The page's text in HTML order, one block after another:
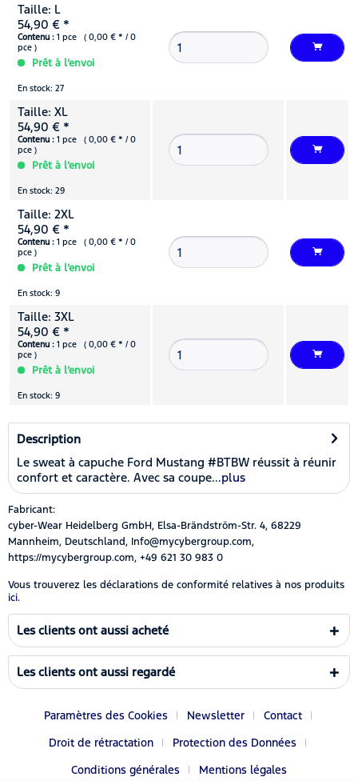
Taille: L
54,90 € *
Contenu : 1 pce ( 0,00 € * / 0
pce )
Prêt à l’envoi
En stock: 27
Taille: XL
54,90 € *
Contenu : 1 pce ( 0,00 € * / 0
pce )
Prêt à l’envoi
En stock: 29
Taille: 2XL
54,90 € *
Contenu : 1 pce ( 0,00 € * / 0
pce )
Prêt à l’envoi
En stock: 9
Taille: 3XL
54,90 € *
Contenu : 1 pce ( 0,00 € * / 0
pce )
Prêt à l’envoi
En stock: 9
Description
Le sweat à capuche Ford Mustang #BTBW réussit à réunir
confort et caractère. Avec sa coupe...plus
Fabricant:
cyber-Wear Heidelberg GmbH, Elsa-Brändström-Str. 4, 68229
Mannheim, Deutschland, Info@mycybergroup.com,
https://mycybergroup.com, +49 621 30 983 0
Vous trouverez les déclarations de conformité relatives à nos produits
ici.
Les clients ont aussi acheté
Les clients ont aussi regardé
Paramètres des Cookies Newsletter
Contact
Droit de rétractation
Protection des Données
Conditions générales
Mentions légales